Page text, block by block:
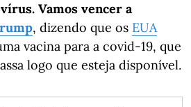
Vamos vencer a
, dizendo que os EUA
vacina para a covid-19, que
logo que esteja disponível.